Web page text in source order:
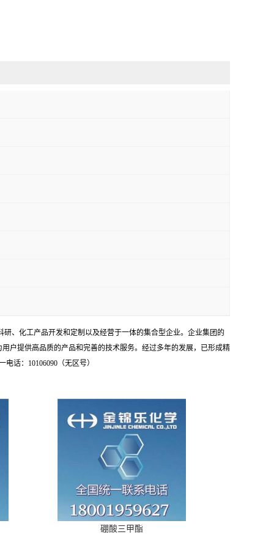
、化工产品开发和定制以及经营于一体的集合型企业。企业集团的
户提供高品质的产品和完善的技术服务。经过多年的发展，已形成精
话：10106090（无区号）
硼酸三甲酯